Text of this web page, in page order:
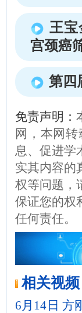
王宝
宫颈癌
第四
免责声明：
网，本网
息、促进学
实其内容的
权等问题，
保证您的权
任何责任。
相关视频
6月14日 方